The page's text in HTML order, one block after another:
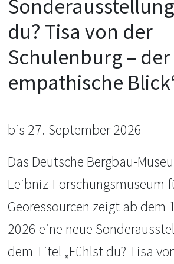
du? Tisa von der
Schulenburg – der
empathische
bis 27. September 2026
Das Deutsche Bergbau-
Leibniz-Forschungsmuseum
Georessourcen zeigt ab dem
2026 eine neue
dem Titel „Fühlst du? Tisa